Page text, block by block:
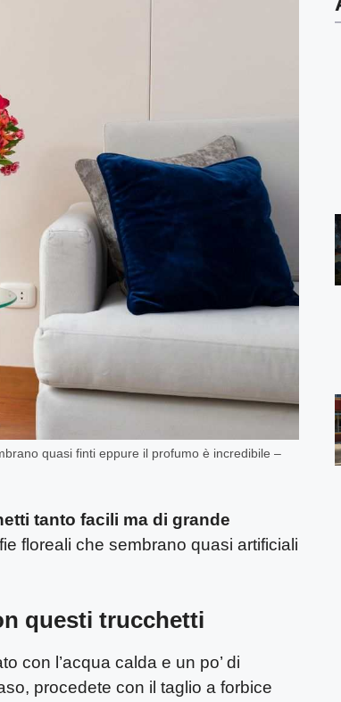
quasi finti eppure il profumo è incredibile –
tanto facili ma di grande
floreali che sembrano quasi artificiali
questi trucchetti
con l’acqua calda e un po’ di
procedete con il taglio a forbice